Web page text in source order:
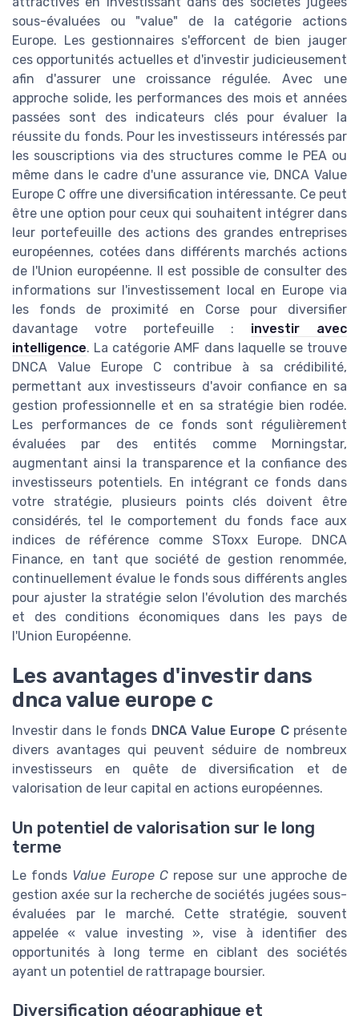
sous-évaluées ou "value" de la catégorie actions
Europe. Les gestionnaires s'efforcent de bien jauger
ces opportunités actuelles et d'investir judicieusement
afin d'assurer une croissance régulée. Avec une
approche solide, les performances des mois et années
passées sont des indicateurs clés pour évaluer la
réussite du fonds. Pour les investisseurs intéressés par
les souscriptions via des structures comme le PEA ou
même dans le cadre d'une assurance vie, DNCA Value
Europe C offre une diversification intéressante. Ce peut
être une option pour ceux qui souhaitent intégrer dans
leur portefeuille des actions des grandes entreprises
européennes, cotées dans différents marchés actions
de l'Union européenne. Il est possible de consulter des
informations sur l'investissement local en Europe via
les fonds de proximité en Corse pour diversifier
davantage votre portefeuille : investir avec
intelligence. La catégorie AMF dans laquelle se trouve
DNCA Value Europe C contribue à sa crédibilité,
permettant aux investisseurs d'avoir confiance en sa
gestion professionnelle et en sa stratégie bien rodée.
Les performances de ce fonds sont régulièrement
évaluées par des entités comme Morningstar,
augmentant ainsi la transparence et la confiance des
investisseurs potentiels. En intégrant ce fonds dans
votre stratégie, plusieurs points clés doivent être
considérés, tel le comportement du fonds face aux
indices de référence comme SToxx Europe. DNCA
Finance, en tant que société de gestion renommée,
continuellement évalue le fonds sous différents angles
pour ajuster la stratégie selon l'évolution des marchés
et des conditions économiques dans les pays de
l'Union Européenne.
Les avantages d'investir dans
dnca value europe c
Investir dans le fonds DNCA Value Europe Cprésente
divers avantages qui peuvent séduire de nombreux
investisseurs en quête de diversification et de
valorisation de leur capital en actions européennes.
Un potentiel de valorisation sur le long
terme
Le fonds Value Europe Crepose sur une approche de
gestion axée sur la recherche de sociétés jugées sous-
évaluées par le marché. Cette stratégie, souvent
appelée « value investing », vise à identifier des
opportunités à long terme en ciblant des sociétés
ayant un potentiel de rattrapage boursier.
Diversification géographique et